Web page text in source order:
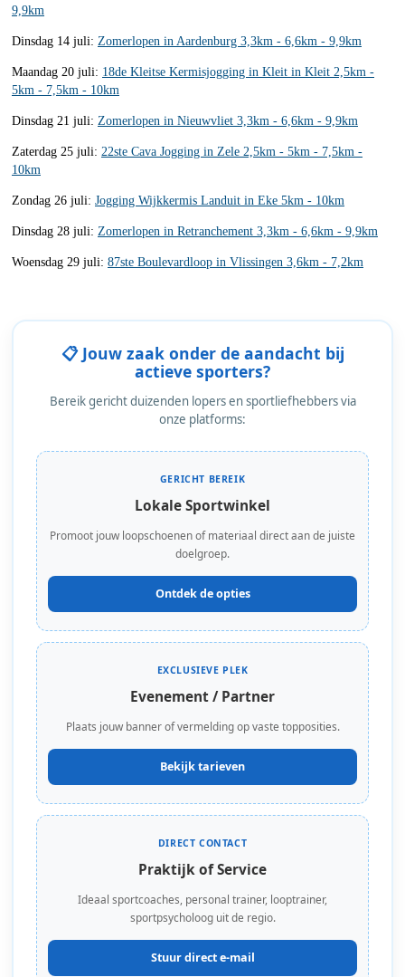
9,9km
Dinsdag 14 juli: Zomerlopen in Aardenburg 3,3km - 6,6km - 9,9km
Maandag 20 juli: 18de Kleitse Kermisjogging in Kleit in Kleit 2,5km -
5km - 7,5km - 10km
Dinsdag 21 juli: Zomerlopen in Nieuwvliet 3,3km - 6,6km - 9,9km
Zaterdag 25 juli: 22ste Cava Jogging in Zele 2,5km - 5km - 7,5km -
10km
Zondag 26 juli: Jogging Wijkkermis Landuit in Eke 5km - 10km
Dinsdag 28 juli: Zomerlopen in Retranchement 3,3km - 6,6km - 9,9km
Woensdag 29 juli: 87ste Boulevardloop in Vlissingen 3,6km - 7,2km
📋 Jouw zaak onder de aandacht bij
actieve sporters?
Bereik gericht duizenden lopers en sportliefhebbers via
onze platforms:
GERICHT BEREIK
Lokale Sportwinkel
Promoot jouw loopschoenen of materiaal direct aan de juiste
doelgroep.
Ontdek de opties
EXCLUSIEVE PLEK
Evenement / Partner
Plaats jouw banner of vermelding op vaste topposities.
Bekijk tarieven
DIRECT CONTACT
Praktijk of Service
Ideaal sportcoaches, personal trainer, looptrainer,
sportpsycholoog uit de regio.
Stuur direct e-mail